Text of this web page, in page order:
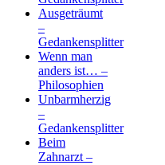
Ausgeträumt
–
Gedankensplitter
Wenn man
anders ist… –
Philosophien
Unbarmherzig
–
Gedankensplitter
Beim
Zahnarzt –